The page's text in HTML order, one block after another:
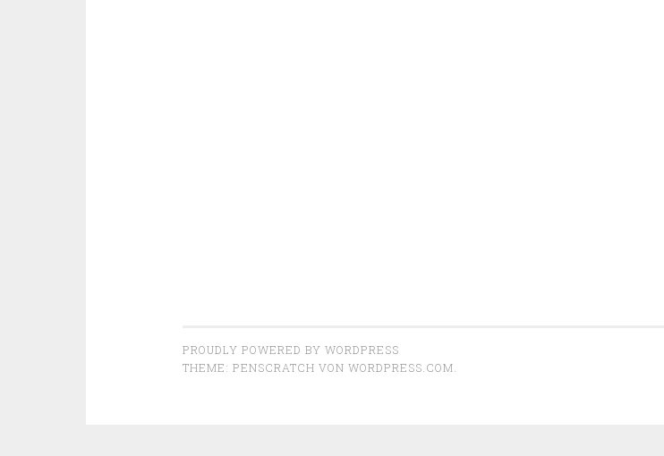
PROUDLY POWERED BY WORDPRESS
THEME: PENSCRATCH VON WORDPRESS.COM